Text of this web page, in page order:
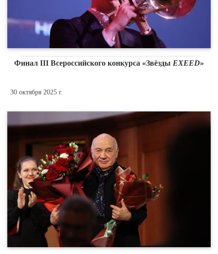
Финал III Всероссийского конкурса «Звёзды EXEED»
30 октября 2025 г.